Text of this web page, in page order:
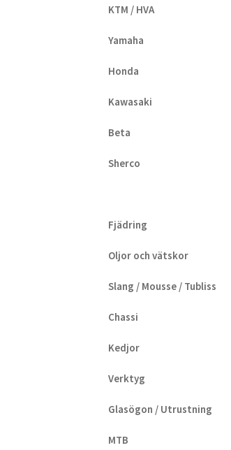
KTM / HVA
Yamaha
Honda
Kawasaki
Beta
Sherco
Fjädring
Oljor och vätskor
Slang / Mousse / Tubliss
Chassi
Kedjor
Verktyg
Glasögon / Utrustning
MTB